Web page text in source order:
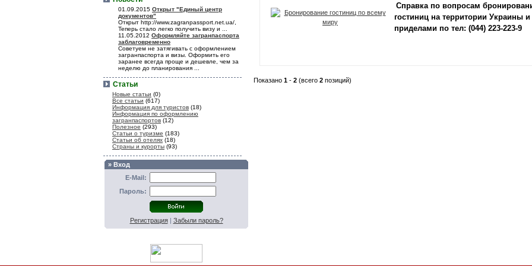
01.09.2015 Открыт "Единый центр
документов"
Открыт http://www.zagranpassport.net.ua/,
Теперь стало легко получить визу и ...
11.05.2012 Оформляйте загранпаспорта
заблаговременно
Советуем не затягивать с оформлением
загранпаспорта и визы. Оформить его
заранее всегда проще и дешевле, чем за
неделю до планирования ...
Статьи
Новые статьи (0)
Все статьи (617)
Информация для туристов (18)
Информация по оформлению
загранпаспортов (12)
Полезное (293)
Статьи о туризме (183)
Статьи об отелях (18)
Страны и курорты (93)
» Вход
E-Mail:
Пароль:
Регистрация| Забыли пароль?
Справка по вопросам
гостиниц на территории Украины и
приделами по тел: (044) 223-223-9
Показано 1 - 2 (всего 2 позиций)